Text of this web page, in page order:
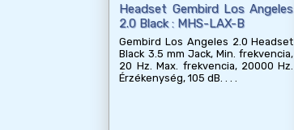
Headset Gembird Los Angeles
2.0 Black : MHS-LAX-B
Gembird Los Angeles 2.0 Headset
Black 3.5 mm Jack, Min. frekvencia,
20 Hz. Max. frekvencia, 20000 Hz.
Érzékenység, 105 dB.